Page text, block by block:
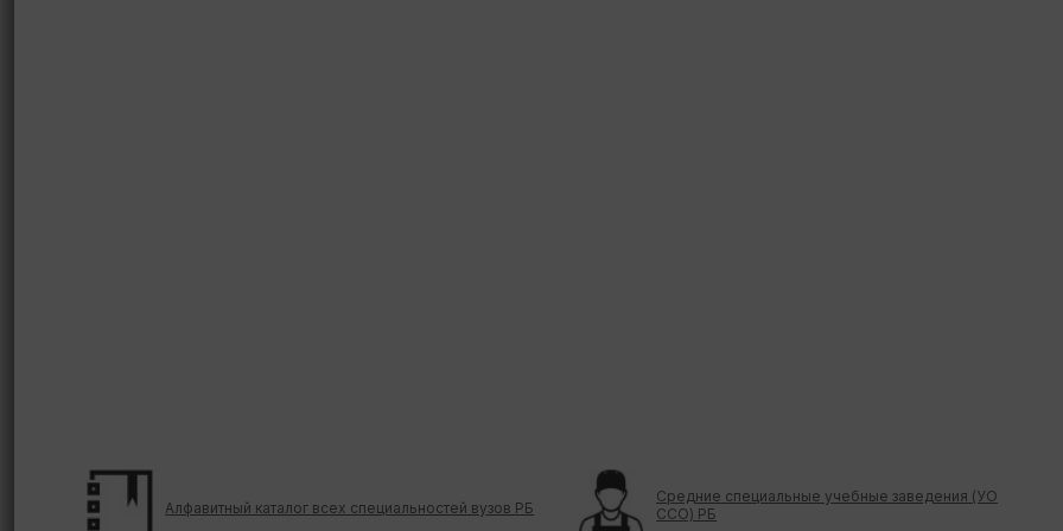
Алфавитный каталог всех специальностей вузов РБ
Средние специальные учебные заведения (УО
ССО) РБ